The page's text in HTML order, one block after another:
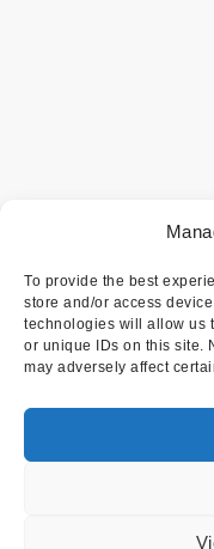
To provide the best
store and/or access
technologies will allow us
or unique IDs on this site.
may adversely affect